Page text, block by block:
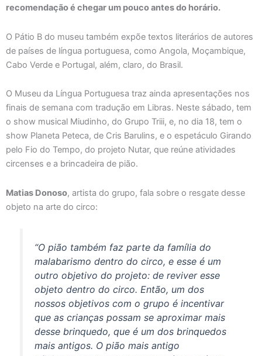
recomendação é chegar um pouco antes do horário.
O Pátio B do museu também expõe textos literários de autores
de países de língua portuguesa, como Angola, Moçambique,
Cabo Verde e Portugal, além, claro, do Brasil.
O Museu da Língua Portuguesa traz ainda apresentações nos
finais de semana com tradução em Libras. Neste sábado, tem
o show musical Miudinho, do Grupo Triii, e, no dia 18, tem o
show Planeta Peteca, de Cris Barulins, e o espetáculo Girando
pelo Fio do Tempo, do projeto Nutar, que reúne atividades
circenses e a brincadeira de pião.
Matias Donoso, artista do grupo, fala sobre o resgate desse
objeto na arte do circo:
“O pião também faz parte da família do
malabarismo dentro do circo, e esse é um
outro objetivo do projeto: de reviver esse
objeto dentro do circo. Então, um dos
nossos objetivos com o grupo é incentivar
que as crianças possam se aproximar mais
desse brinquedo, que é um dos brinquedos
mais antigos. O pião mais antigo